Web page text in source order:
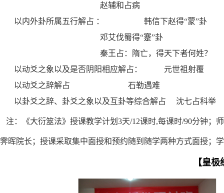
赵辅和占病
以内外卦所属五行解占 ： 韩信下赵得“蒙”卦
邓艾伐蜀得“蹇”卦
秦王占：隋亡，得天下者何姓？
以动爻之象以及是否阴阳相应解占： 元世祖射覆
以动爻之辞解占 石勒遇难
以卦爻之辞、卦爻之象以及互卦等综合解占 沈七占科举
注：《大衍筮法》授课教学计划3天/12课时,每课时/90分钟；
霁晖院长；授课采取集中面授和预约随到随学两种方式面授；
【皇